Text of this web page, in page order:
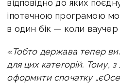
відповідно до яких
іпотечною програмою
в один бік — коли
«Тобто держава тепер
для цих категорій. Тому,
оформити спочатку